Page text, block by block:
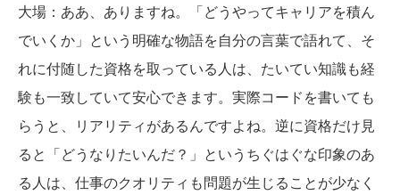
大場 ：ああ、ありますね。「どうやってキャリアを積ん
でいくか」という明確な物語を自分の言葉で語れて、そ
れに付随した資格を取っている人は、たいてい知識も経
験も一致していて安心できます。実際コードを書いても
らうと、リアリティがあるんですよね。逆に資格だけ見
ると「どうなりたいんだ？」というちぐはぐな印象のあ
る人は、仕事のクオリティも問題が生じることが少なく